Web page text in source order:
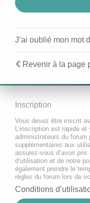
J’ai oublié mon mot
Revenir à la page
Inscription
Vous devez être inscrit
L’inscription est rapide
administrateurs du forum
supplémentaires aux
assurez-vous d’avoir
d’utilisation et de notre
également prendre le
règles du forum lors de
Conditions